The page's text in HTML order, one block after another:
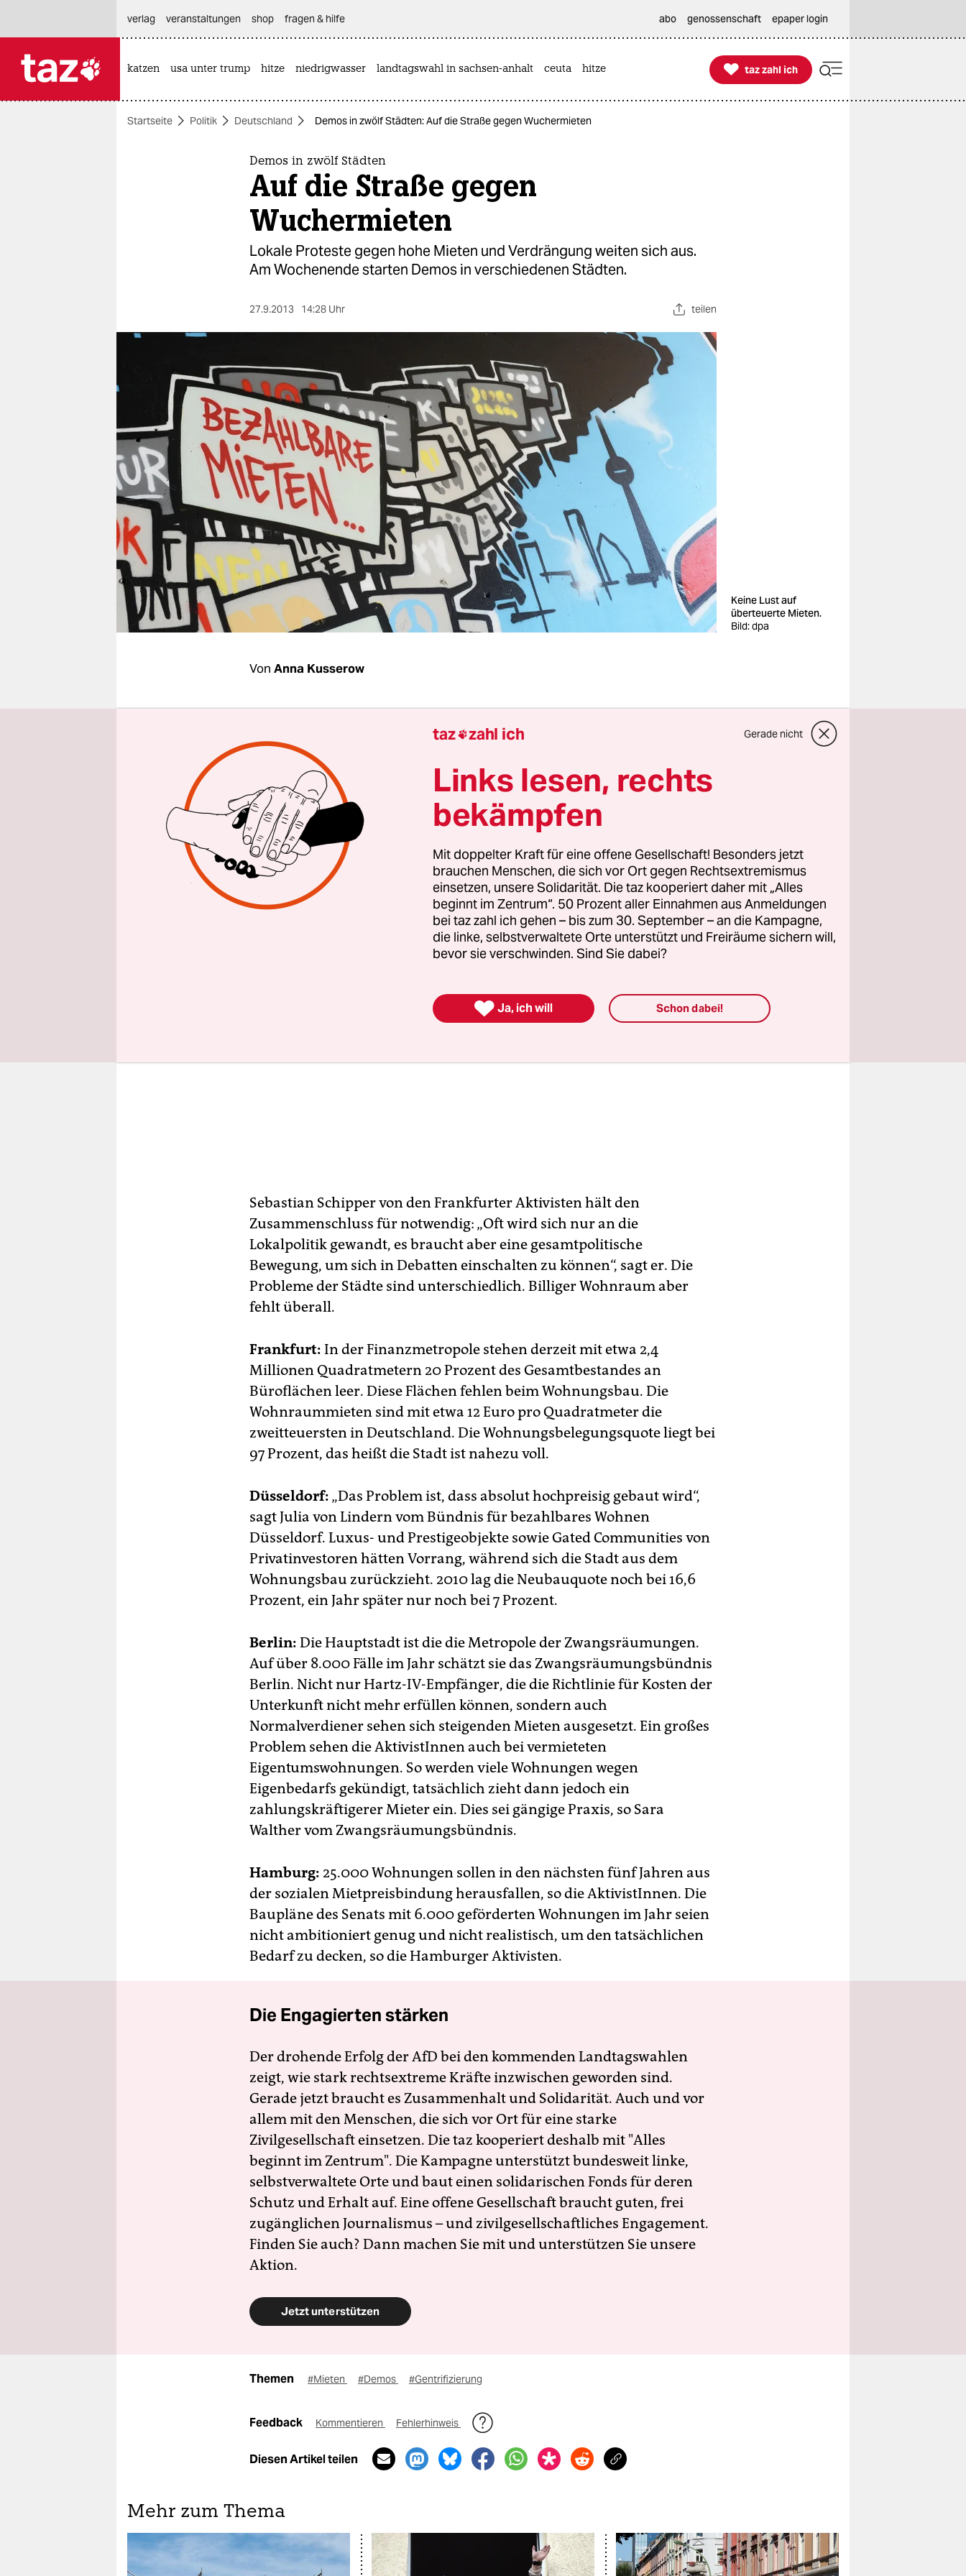
themen
wahrheit
verlag
verlag
veranstaltungen
shop
fragen & hilfe
unterstützen
abo
genossenschaft
verlag
veranstaltungen shop fragen & hilfe abo genossenschaft epaper login
katzen usa unter trump hitze niedrigwasser landtagswahl in sachsen-anhalt ceuta hitze 
taz zahl ich
taz zahl ich
Startseite Politik Deutschland Demos in zwölf Städten: Auf die Straße gegen Wuchermieten
Demos in zwölf Städten
Auf die Straße gegen
Wuchermieten
Lokale Proteste gegen hohe Mieten und Verdrängung weiten sich aus.
Am Wochenende starten Demos in verschiedenen Städten.
27.9.2013 14:28 Uhr teilen
Keine Lust auf
überteuerte Mieten.
Bild: dpa
Von Anna Kusserow
BERLINtaz| Mit einer bundesweiten Aktion desBündnisses „Keine
am Samstag in zwölf Städten könnte eine
Bewegung losgetreten werden. Bisher war der Kampf gegen steigende
Mieten und Verdrängung eher ein lokaler.
In Berlin, Hamburg, Frankfurt am Main, Köln, Düsseldorf, Freiburg,
Dresden, Leipzig, Bremen, Hanau, Maintal und Mülheim an der Ruhr
sind Kundgebungen und Diskussionen geplant. Die Forderungen: Die
Mieten sollen an die Lohn- und Rentenentwicklung gekoppelt,
Genossenschaften gefördert werden.
Sebastian Schipper von den Frankfurter Aktivisten hält den
Zusammenschluss für notwendig: „Oft wird sich nur an die
Lokalpolitik gewandt, es braucht aber eine gesamtpolitische
Bewegung, um sich in Debatten einschalten zu können“, sagt er. Die
Probleme der Städte sind unterschiedlich. Billiger Wohnraum aber
fehlt überall.
Frankfurt: In der Finanzmetropole stehen derzeit mit etwa 2,4
Millionen Quadratmetern 20 Prozent des Gesamtbestandes an
Büroflächen leer. Diese Flächen fehlen beim Wohnungsbau. Die
Wohnraummieten sind mit etwa 12 Euro pro Quadratmeter die
zweitteuersten in Deutschland. Die Wohnungsbelegungsquote liegt bei
97 Prozent, das heißt die Stadt ist nahezu voll.
Düsseldorf: „Das Problem ist, dass absolut hochpreisig gebaut wird“,
sagt Julia von Lindern vom Bündnis für bezahlbares Wohnen
Düsseldorf. Luxus- und Prestigeobjekte sowie Gated Communities von
Privatinvestoren hätten Vorrang, während sich die Stadt aus dem
Wohnungsbau zurückzieht. 2010 lag die Neubauquote noch bei 16,6
Prozent, ein Jahr später nur noch bei 7 Prozent.
Berlin: Die Hauptstadt ist die die Metropole der Zwangsräumungen.
Auf über 8.000 Fälle im Jahr schätzt sie das Zwangsräumungsbündnis
Berlin. Nicht nur Hartz-IV-Empfänger, die die Richtlinie für Kosten der
Unterkunft nicht mehr erfüllen können, sondern auch
Normalverdiener sehen sich steigenden Mieten ausgesetzt. Ein großes
Problem sehen die AktivistInnen auch bei vermieteten
Eigentumswohnungen. So werden viele Wohnungen wegen
Eigenbedarfs gekündigt, tatsächlich zieht dann jedoch ein
zahlungskräftigerer Mieter ein. Dies sei gängige Praxis, so Sara
Walther vom Zwangsräumungsbündnis.
Hamburg: 25.000 Wohnungen sollen in den nächsten fünf Jahren aus
der sozialen Mietpreisbindung herausfallen, so die AktivistInnen. Die
Baupläne des Senats mit 6.000 geförderten Wohnungen im Jahr seien
nicht ambitioniert genug und nicht realistisch, um den tatsächlichen
Bedarf zu decken, so die Hamburger Aktivisten.
Die Engagierten stärken
Der drohende Erfolg der AfD bei den kommenden Landtagswahlen
zeigt, wie stark rechtsextreme Kräfte inzwischen geworden sind.
Gerade jetzt braucht es Zusammenhalt und Solidarität. Auch und vor
allem mit den Menschen, die sich vor Ort für eine starke
Zivilgesellschaft einsetzen. Die taz kooperiert deshalb mit "Alles
beginnt im Zentrum". Die Kampagne unterstützt bundesweit linke,
selbstverwaltete Orte und baut einen solidarischen Fonds für deren
Schutz und Erhalt auf. Eine offene Gesellschaft braucht guten, frei
zugänglichen Journalismus – und zivilgesellschaftliches Engagement.
Finden Sie auch? Dann machen Sie mit und unterstützen Sie unsere
Aktion.
Jetzt unterstützen
Themen #Mieten #Demos #Gentrifizierung
Feedback Kommentieren Fehlerhinweis
Diesen Artikel teilen
Mehr zum Thema
taz zahl ich Gerade nicht
Links lesen, rechts
bekämpfen
Mit doppelter Kraft für eine offene Gesellschaft! Besonders jetzt
brauchen Menschen, die sich vor Ort gegen Rechtsextremismus
einsetzen, unsere Solidarität. Die taz kooperiert daher mit „Alles
beginnt im Zentrum“. 50 Prozent aller Einnahmen aus Anmeldungen
bei taz zahl ich gehen – bis zum 30. September – an die Kampagne,
die linke, selbstverwaltete Orte unterstützt und Freiräume sichern will,
bevor sie verschwinden. Sind Sie dabei?
 Ja, ich will Schon dabei!